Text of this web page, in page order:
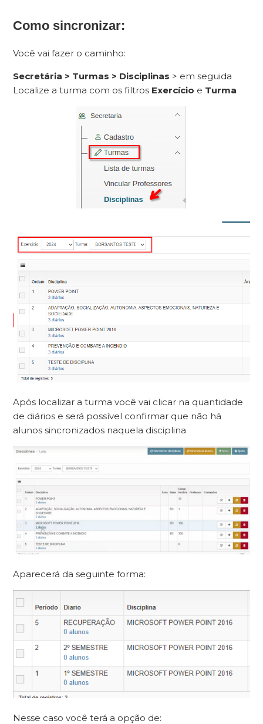
Como sincronizar:
Você vai fazer o caminho:
Secretária > Turmas > Disciplinas > em seguida
Localize a turma com os filtros Exercício e Turma
Após localizar a turma você vai clicar na quantidade
de diários e será possível confirmar que não há
alunos sincronizados naquela disciplina
Aparecerá da seguinte forma:
Nesse caso você terá a opção de: